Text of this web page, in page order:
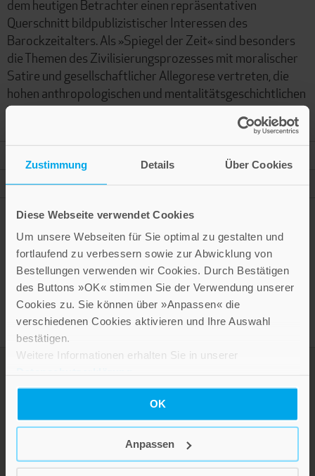
Zustimmung Details Über Cookies
Diese Webseite verwendet Cookies
Um unsere Webseiten für Sie optimal zu gestalten und
fortlaufend zu verbessern sowie zur Abwicklung von
Bestellungen verwenden wir Cookies. Durch Bestätigen
des Buttons »OK« stimmen Sie der Verwendung unserer
Cookies zu. Sie können über »Anpassen« die
verschiedenen Cookies aktivieren und Ihre Auswahl
bestätigen.
Weitere Informationen erhalten Sie in unserer
OK
Anpassen
dem heutigen Betrachter einen repräsentativen
Querschnitt bildpublizistischer Interessen des
Barockzeitalters. Als »Spiegel der Zeit« sind besonders
die Themen des Zivilisierungsprozesses mit moralischer
Satire und gesellschaftlicher Allegorese vertreten, die
hohen anthropologischen und mentalitätsgeschichtlichen
Wert besitzen.
Autor
Presseinformation drucken